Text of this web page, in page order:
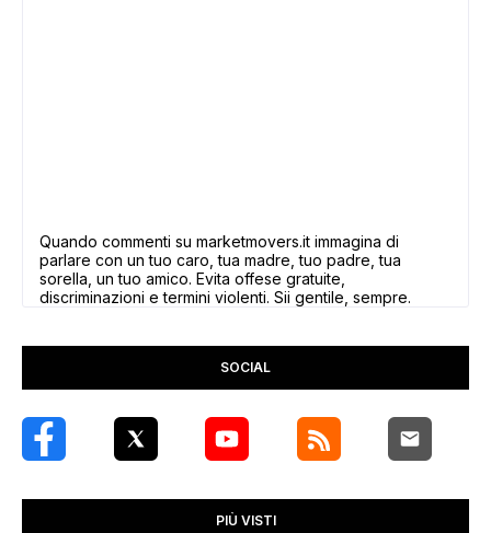
Quando commenti su marketmovers.it immagina di
parlare con un tuo caro, tua madre, tuo padre, tua
sorella, un tuo amico. Evita offese gratuite,
discriminazioni e termini violenti. Sii gentile, sempre.
SOCIAL
PIÙ VISTI